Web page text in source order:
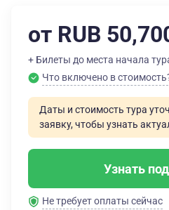
от RUB
+ Билеты до места начала
Что включено в
Даты и стоимость тура
заявку, чтобы узнать
Узнать
Не требует оплаты сейчас